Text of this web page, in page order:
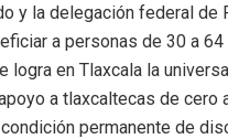
y la delegación federal de
a personas de 30 a 64
logra en Tlaxcala la
a tlaxcaltecas de cero
permanente de